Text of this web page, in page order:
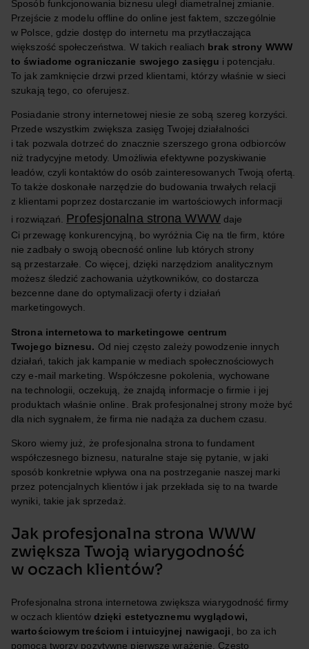
Sposób funkcjonowania biznesu uległ diametralnej zmianie.
Przejście z modelu offline do online jest faktem, szczególnie
w Polsce, gdzie dostęp do internetu ma przytłaczająca
większość społeczeństwa. W takich realiach brak strony WWW
to świadome ograniczanie swojego zasięgu i potencjału.
To jak zamknięcie drzwi przed klientami, którzy właśnie w sieci
szukają tego, co oferujesz.
Posiadanie strony internetowej niesie ze sobą szereg korzyści.
Przede wszystkim zwiększa zasięg Twojej działalności
i tak pozwala dotrzeć do znacznie szerszego grona odbiorców
niż tradycyjne metody. Umożliwia efektywne pozyskiwanie
leadów, czyli kontaktów do osób zainteresowanych Twoją ofertą.
To także doskonałe narzędzie do budowania trwałych relacji
z klientami poprzez dostarczanie im wartościowych informacji
i rozwiązań. Profesjonalna strona WWWdaje
Ci przewagę konkurencyjną, bo wyróżnia Cię na tle firm, które
nie zadbały o swoją obecność online lub których strony
są przestarzałe. Co więcej, dzięki narzędziom analitycznym
możesz śledzić zachowania użytkowników, co dostarcza
bezcenne dane do optymalizacji oferty i działań
marketingowych.
Strona internetowa to marketingowe centrum
Twojego biznesu. Od niej często zależy powodzenie innych
działań, takich jak kampanie w mediach społecznościowych
czy e-mail marketing. Współczesne pokolenia, wychowane
na technologii, oczekują, że znajdą informacje o firmie i jej
produktach właśnie online. Brak profesjonalnej strony może być
dla nich sygnałem, że firma nie nadąża za duchem czasu.
Skoro wiemy już, że profesjonalna strona to fundament
współczesnego biznesu, naturalne staje się pytanie, w jaki
sposób konkretnie wpływa ona na postrzeganie naszej marki
przez potencjalnych klientów i jak przekłada się to na twarde
wyniki, takie jak sprzedaż.
Jak profesjonalna strona WWW
zwiększa Twoją wiarygodność
w oczach klientów?
Profesjonalna strona internetowa zwiększa wiarygodność firmy
w oczach klientów dzięki estetycznemu wyglądowi,
wartościowym treściom i intuicyjnej nawigacji , bo za ich
pomocą tworzy pozytywne pierwsze wrażenie. Często